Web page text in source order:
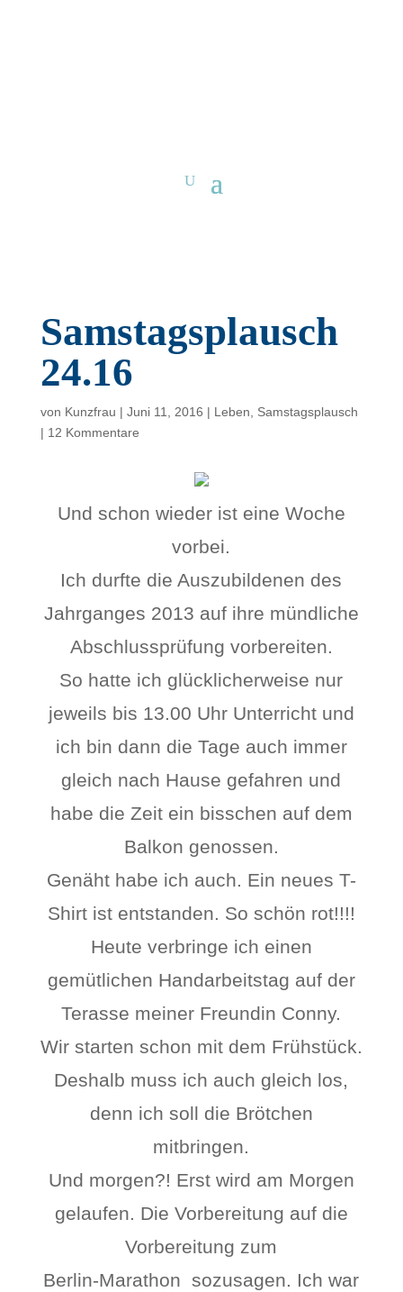
Samstagsplausch
24.16
von Kunzfrau | Juni 11, 2016 | Leben
Samstagsplausch
| 12 Kommentare
Und schon wieder ist eine Woche
vorbei.
Ich durfte die Auszubildenen des
Jahrganges 2013 auf ihre mündliche
Abschlussprüfung vorbereiten.
So hatte ich glücklicherweise nur
jeweils bis 13.00 Uhr Unterricht und
ich bin dann die Tage auch immer
gleich nach Hause gefahren und
habe die Zeit ein bisschen auf dem
Balkon genossen.
Genäht habe ich auch. Ein neues T-
Shirt ist entstanden. So schön rot!!!!
Heute verbringe ich einen
gemütlichen Handarbeitstag auf der
Terasse meiner Freundin Conny.
Wir starten schon mit dem Frühstück.
Deshalb muss ich auch gleich los,
denn ich soll die Brötchen
mitbringen.
Und morgen?! Erst wird am Morgen
gelaufen. Die Vorbereitung auf die
Vorbereitung zum
Berlin-Marathon sozusagen. Ich war